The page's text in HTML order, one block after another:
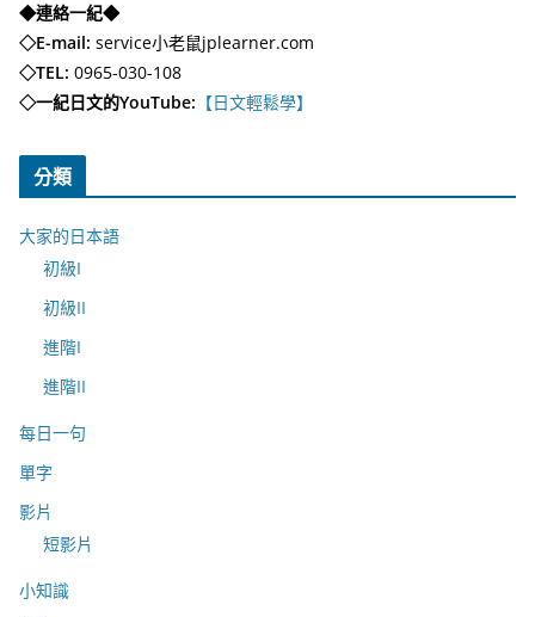
◆連絡一紀◆
◇E-mail: service小老鼠jplearner.com
◇TEL: 0965-030-108
◇一紀日文的YouTube: 【日文輕鬆學】
分類
大家的日本語
初級I
初級II
進階I
進階II
每日一句
單字
影片
短影片
小知識